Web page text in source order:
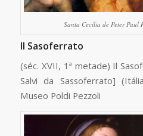
Santa Cecília de Peter Paul
Il Sasoferrato
(séc. XVII, 1ª metade) Il
Salvi da Sassoferrato]
Museo Poldi Pezzoli